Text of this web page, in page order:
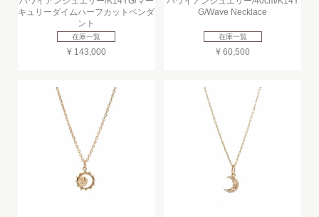
キュリーダイムハーフカットペンダ
ント
在庫一覧
¥ 143,000
G/Wave Necklace
在庫一覧
¥ 60,500